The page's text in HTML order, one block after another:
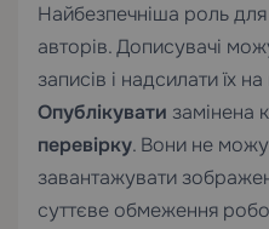
Найбезпечніша роль
авторів. Дописувачі
записів і надсилати їх
Опублікувати замінена
перевірку. Вони не
завантажувати
суттєве обмеження